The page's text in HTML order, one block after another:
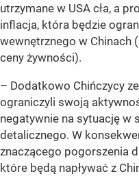
utrzymane w USA cła, a
inflacja, która będzie
wewnętrznego w Chinach
ceny żywności).
– Dodatkowo Chińczycy
ograniczyli swoją
negatywnie na sytuację w
detalicznego. W
znaczącego pogorszenia
które będą napływać z